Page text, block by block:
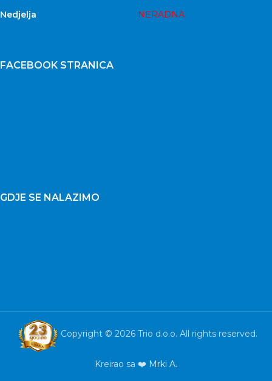
Nedjelja
NERADNA
FACEBOOK STRANICA
GDJE SE NALAZIMO
Copyright © 2026 Trio d.o.o. All rights reserved.
Kreirao sa ❤️ Mrki A.